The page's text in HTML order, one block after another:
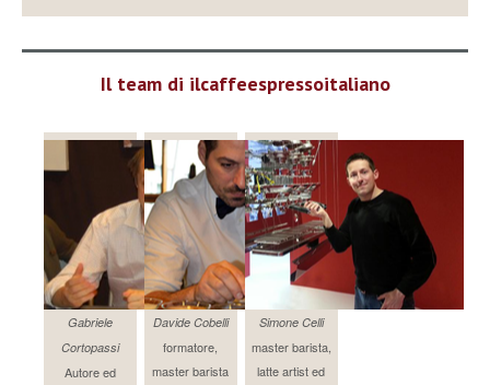
Il team di ilcaffeespressoitaliano
Gabriele
Cortopassi
Autore ed
Davide Cobelli
formatore,
master barista
Simone Celli
master barista,
latte artist ed